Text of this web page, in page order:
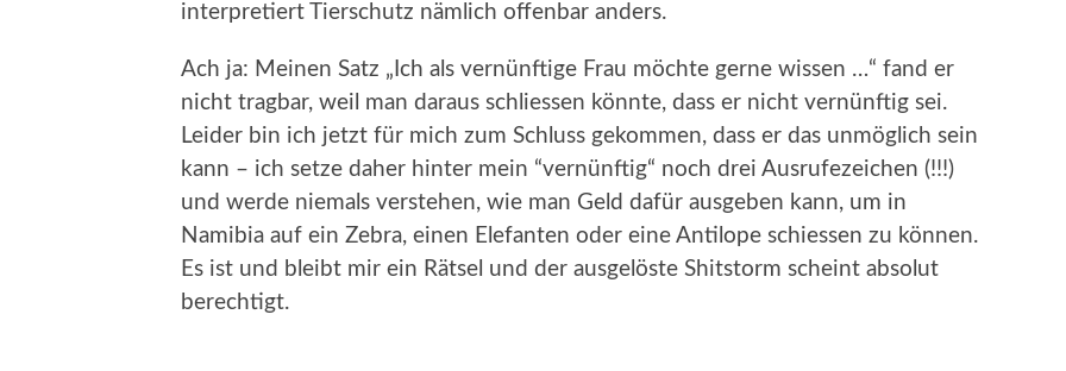
interpretiert Tierschutz nämlich offenbar anders.
Ach ja: Meinen Satz „Ich als vernünftige Frau möchte gerne wissen …“ fand er
nicht tragbar, weil man daraus schliessen könnte, dass er nicht vernünftig sei.
Leider bin ich jetzt für mich zum Schluss gekommen, dass er das unmöglich sein
kann – ich setze daher hinter mein “vernünftig“ noch drei Ausrufezeichen (!!!)
und werde niemals verstehen, wie man Geld dafür ausgeben kann, um in
Namibia auf ein Zebra, einen Elefanten oder eine Antilope schiessen zu können.
Es ist und bleibt mir ein Rätsel und der ausgelöste Shitstorm scheint absolut
berechtigt.